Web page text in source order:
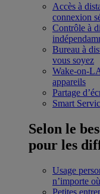
Accès à
connexion
Contrôle à
Bureau à
vous soyez
Wake-on-
appareils
Partage
Smart
Selon le
pour les
Usage
n’importe où
Petites